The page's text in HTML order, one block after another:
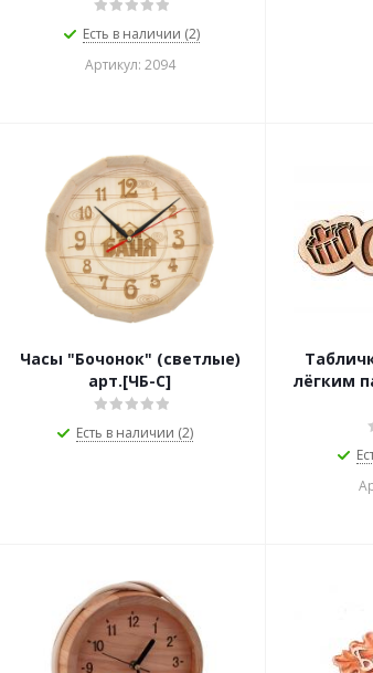
Есть в наличии (2)
Артикул: 2094
Часы "Бочонок" (светлые)
арт.[ЧБ-С]
Есть в наличии (2)
лёгким